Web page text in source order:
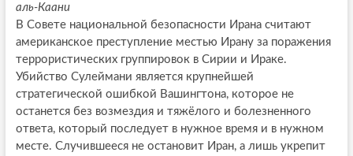
аль-Каани
В Совете национальной безопасности Ирана считают
американское преступление местью Ирану за поражения
террористических группировок в Сирии и Ираке.
Убийство Сулеймани является крупнейшей
стратегической ошибкой Вашингтона, которое не
останется без возмездия и тяжёлого и болезненного
ответа, который последует в нужное время и в нужном
месте. Случившееся не остановит Иран, а лишь укрепит